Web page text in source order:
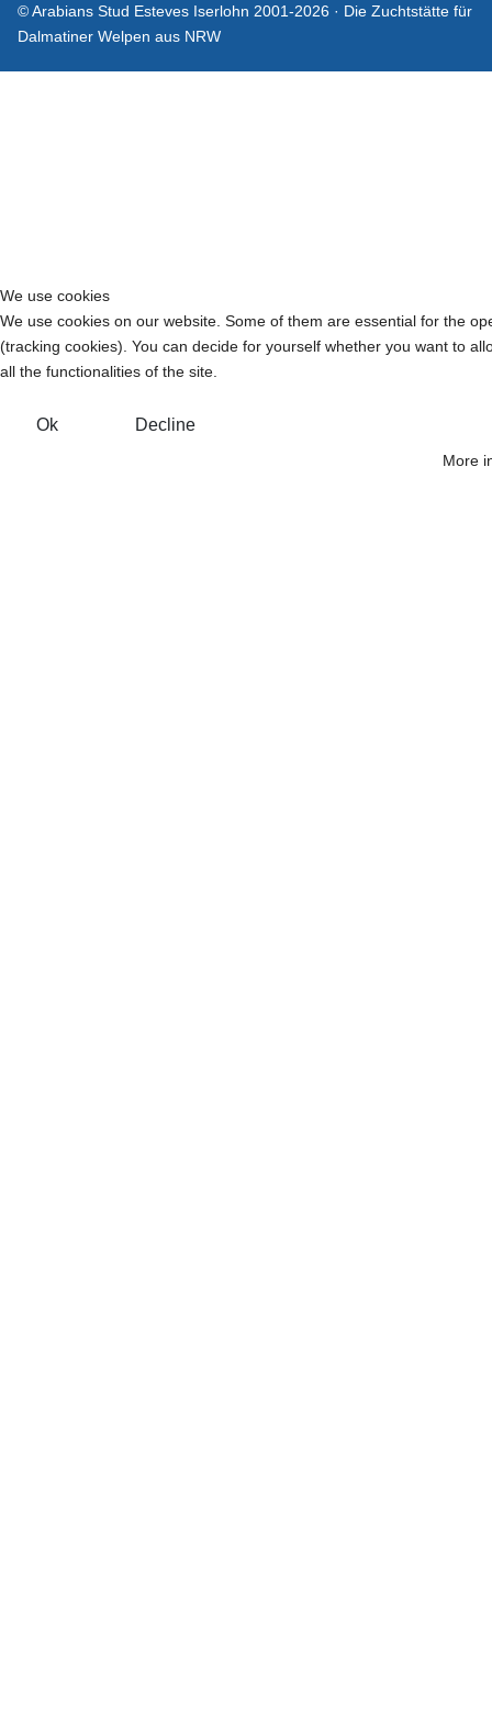
© Arabians Stud Esteves Iserlohn 2001-2026 · Die Zuchtstätte für
Dalmatiner Welpen aus NRW
We use cookies
We use cookies on our website. Some of them are essential for the
(tracking cookies). You can decide for yourself whether you want to
all the functionalities of the site.
Ok Decline
More